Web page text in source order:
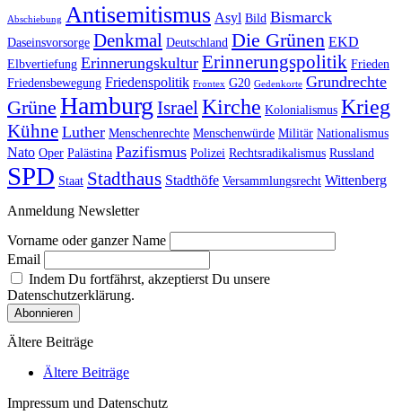
Abschiebung Antisemitismus Asyl Bild Bismarck
Daseinsvorsorge Denkmal Deutschland Die Grünen EKD
Elbvertiefung Erinnerungskultur Erinnerungspolitik Frieden
Friedensbewegung Friedenspolitik Frontex G20 Gedenkorte Grundrechte
Grüne Hamburg IsraelKirche Kolonialismus Krieg
Kühne Luther Menschenrechte Menschenwürde Militär Nationalismus
Nato Oper Palästina Pazifismus Polizei Rechtsradikalismus Russland
SPD Staat Stadthaus Stadthöfe Versammlungsrecht Wittenberg
Anmeldung Newsletter
Vorname oder ganzer Name
Email
Indem Du fortfährst, akzeptierst Du unsere
Datenschutzerklärung.
Ältere Beiträge
Ältere Beiträge
Impressum und Datenschutz